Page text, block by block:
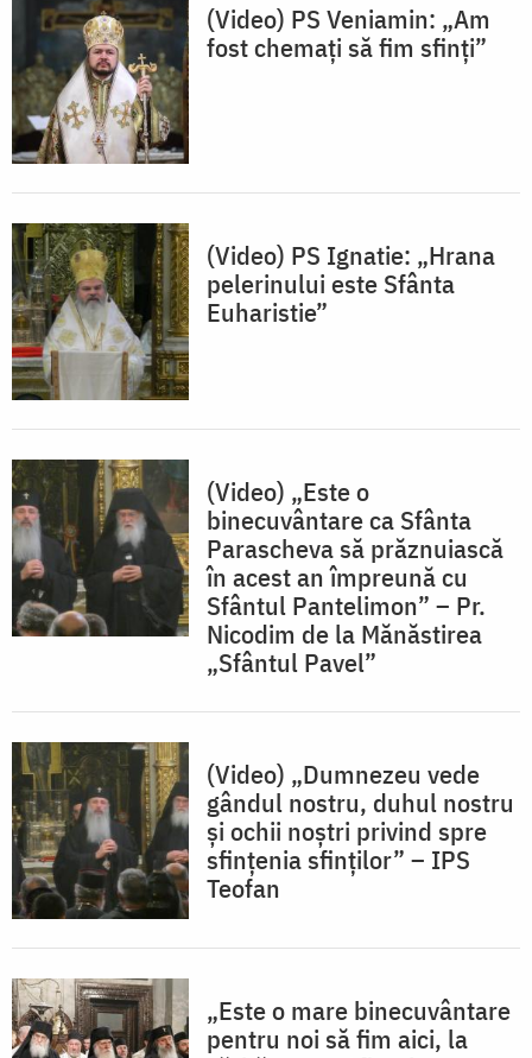
(Video) PS Veniamin: „Am
fost chemați să fim sfinți”
(Video) PS Ignatie: „Hrana
pelerinului este Sfânta
Euharistie”
(Video) „Este o
binecuvântare ca Sfânta
Parascheva să prăznuiască
în acest an împreună cu
Sfântul Pantelimon” – Pr.
Nicodim de la Mănăstirea
„Sfântul Pavel”
(Video) „Dumnezeu vede
gândul nostru, duhul nostru
și ochii noștri privind spre
sfințenia sfinților” – IPS
Teofan
„Este o mare binecuvântare
pentru noi să fim aici, la